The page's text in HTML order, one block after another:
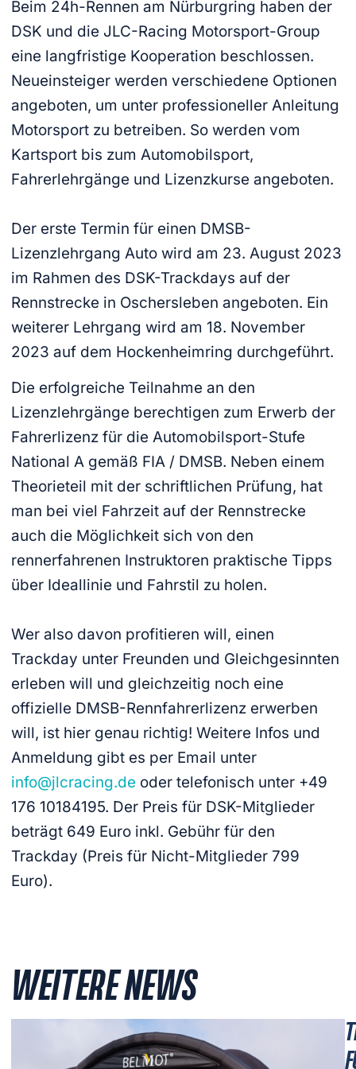
Beim 24h-Rennen am Nürburgring haben der
DSK und die JLC-Racing Motorsport-Group
eine langfristige Kooperation beschlossen.
Neueinsteiger werden verschiedene Optionen
angeboten, um unter professioneller Anleitung
Motorsport zu betreiben. So werden vom
Kartsport bis zum Automobilsport,
Fahrerlehrgänge und Lizenzkurse angeboten.
Der erste Termin für einen DMSB-
Lizenzlehrgang Auto wird am 23. August 2023
im Rahmen des DSK-Trackdays auf der
Rennstrecke in Oschersleben angeboten. Ein
weiterer Lehrgang wird am 18. November
2023 auf dem Hockenheimring durchgeführt.
Die erfolgreiche Teilnahme an den
Lizenzlehrgänge berechtigen zum Erwerb der
Fahrerlizenz für die Automobilsport-Stufe
National A gemäß FIA / DMSB. Neben einem
Theorieteil mit der schriftlichen Prüfung, hat
man bei viel Fahrzeit auf der Rennstrecke
auch die Möglichkeit sich von den
rennerfahrenen Instruktoren praktische Tipps
über Ideallinie und Fahrstil zu holen.
Wer also davon profitieren will, einen
Trackday unter Freunden und Gleichgesinnten
erleben will und gleichzeitig noch eine
offizielle DMSB-Rennfahrerlizenz erwerben
will, ist hier genau richtig! Weitere Infos und
Anmeldung gibt es per Email unter
info@jlcracing.de oder telefonisch unter +49
176 10184195. Der Preis für DSK-Mitglieder
beträgt 649 Euro inkl. Gebühr für den
Trackday (Preis für Nicht-Mitglieder 799
Euro).
WEITERE NEWS